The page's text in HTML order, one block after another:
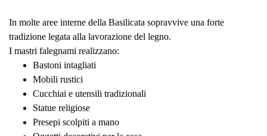
In molte aree interne della Basilicata sopravvive una forte
tradizione legata alla lavorazione del legno.
I mastri falegnami realizzano:
Bastoni intagliati
Mobili rustici
Cucchiai e utensili tradizionali
Statue religiose
Presepi scolpiti a mano